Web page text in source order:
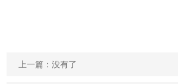
上一篇：没有了